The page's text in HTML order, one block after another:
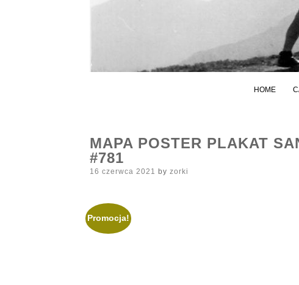
HOME
MAPA POSTER PLAKAT
#781
Posted
16 czerwca 2021 by zorki
Promocja!